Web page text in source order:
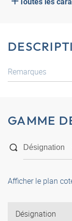
Remarques
GAMME
Afficher le plan
Désignation